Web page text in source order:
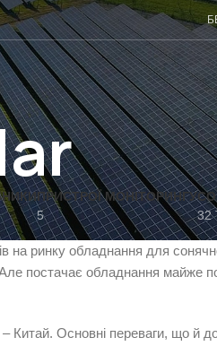
ПРИСТРОЇ МОНІТОРИНГУ
5
32
на ринку обладнання для
постачає обладнання майже
Китай. Основні переваги, що й